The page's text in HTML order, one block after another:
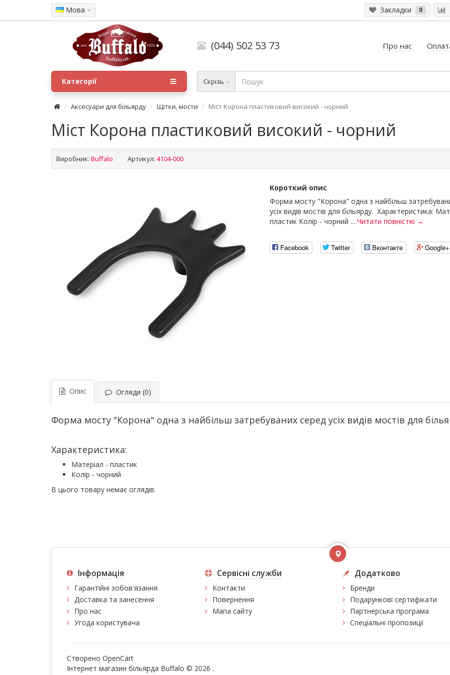
Мова Закладки 0
(044) 502 53 73 Про нас
Скрізь
Категорії
Аксесуари для більярду Щітки, мости Міст Корона пластиковий високий - чорний
Міст Корона пластиковий високий - чорний
Виробник: Buffalo Артикул: 4104-000
Короткий опис
Форма мосту "Корона" одна з найбільш
усіх видів мостів для більярду. Характеристика:
пластик Колір - чорний ... Читати повністю →
Facebook Twitter Вконтакте Google+
Опис Огляди (0)
Форма мосту "Корона" одна з найбільш затребуваних серед усіх видів мостів для
Характеристика:
Матеріал - пластик
Колір - чорний
В цього товару немає оглядів.
Інформація
Гарантійні зобов'язання
Доставка та занесення
Про нас
Угода користувача
Сервісні служби
Контакти
Повернення
Мапа сайту
Додатково
Бренди
Подарункові сертифікати
Партнерська програма
Спеціальні пропозиції
Створено OpenCart
Інтернет магазин більярда Buffalo © 2026 .